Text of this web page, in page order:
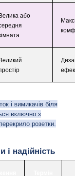
Велика або
Великий
і вимикачів біля
включно з
розетки.
надійність